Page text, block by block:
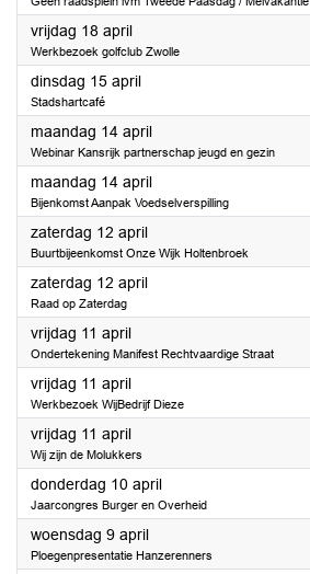
vrijdag 18 april2025
Werkbezoek golfclub Zwolle
dinsdag 15 april2025
Stadshartcafé
maandag 14 april2025
Webinar Kansrijk partnerschap jeugd en gezin
maandag 14 april2025
Bijenkomst Aanpak Voedselverspilling
zaterdag 12 april2025
Buurtbijeenkomst Onze Wijk Holtenbroek
zaterdag 12 april2025
Raad op Zaterdag
vrijdag 11 april2025
Ondertekening Manifest Rechtvaardige Straat
vrijdag 11 april2025
Werkbezoek WijBedrijf Dieze
vrijdag 11 april2025
Wij zijn de Molukkers
donderdag 10 april2025
Jaarcongres Burger en Overheid
woensdag 9 april2025
Ploegenpresentatie Hanzerenners